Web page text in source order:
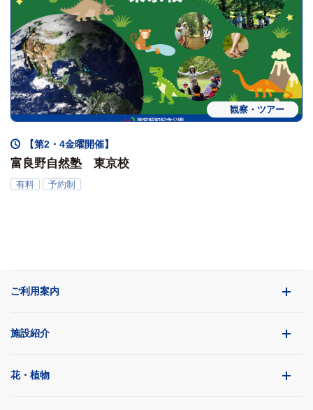
常時・定期開催
観察・ツアー
【第2・4金曜開催】
富良野自然塾 東京校
有料 予約制
ご利用案内
施設紹介
花・植物